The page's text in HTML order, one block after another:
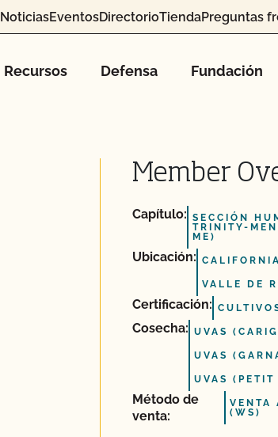
NoticiasEventosDirectorioTiendaPreguntas
Recursos Defensa Fundación
Member
Capítulo: SECCIÓN
TRINITY-
ME)
Ubicación: CALIFORNIA
VALLE DE
Certificación:
Cosecha: UVAS
UVAS
UVAS (PETIT
Método de
venta:
VENTA
(WS)